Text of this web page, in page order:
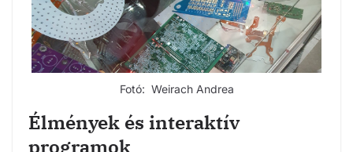
Fotó: Weirach Andrea
Élmények és interaktív
programok